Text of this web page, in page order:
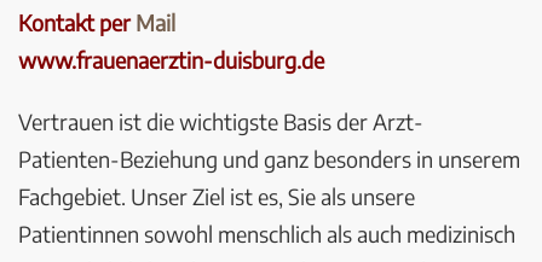
Kontakt perMail
www.frauenaerztin-duisburg.de
Vertrauen ist die wichtigste Basis der Arzt-
Patienten-Beziehung und ganz besonders in unserem
Fachgebiet. Unser Ziel ist es, Sie als unsere
Patientinnen sowohl menschlich als auch medizinisch